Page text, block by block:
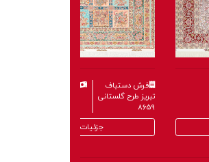
فرش دستباف
تبریز طرح گلستانی
۸۶۵۹
جزئیات بیشتر